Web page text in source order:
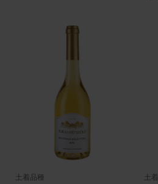
土着品種 土